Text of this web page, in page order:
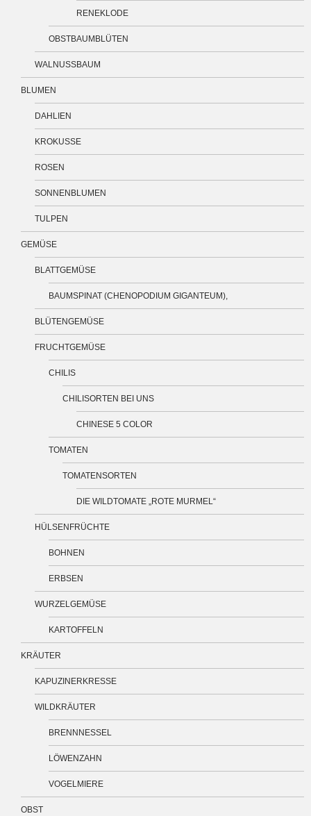
RENEKLODE
OBSTBAUMBLÜTEN
WALNUSSBAUM
BLUMEN
DAHLIEN
KROKUSSE
ROSEN
SONNENBLUMEN
TULPEN
GEMÜSE
BLATTGEMÜSE
BAUMSPINAT (CHENOPODIUM GIGANTEUM),
BLÜTENGEMÜSE
FRUCHTGEMÜSE
CHILIS
CHILISORTEN BEI UNS
CHINESE 5 COLOR
TOMATEN
TOMATENSORTEN
DIE WILDTOMATE „ROTE MURMEL“
HÜLSENFRÜCHTE
BOHNEN
ERBSEN
WURZELGEMÜSE
KARTOFFELN
KRÄUTER
KAPUZINERKRESSE
WILDKRÄUTER
BRENNNESSEL
LÖWENZAHN
VOGELMIERE
OBST